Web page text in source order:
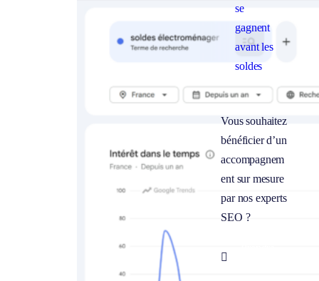
se
gagnent
avant les
soldes
Vous souhaitez
bénéficier d’un
accompagnem
ent sur mesure
par nos experts
SEO ?
